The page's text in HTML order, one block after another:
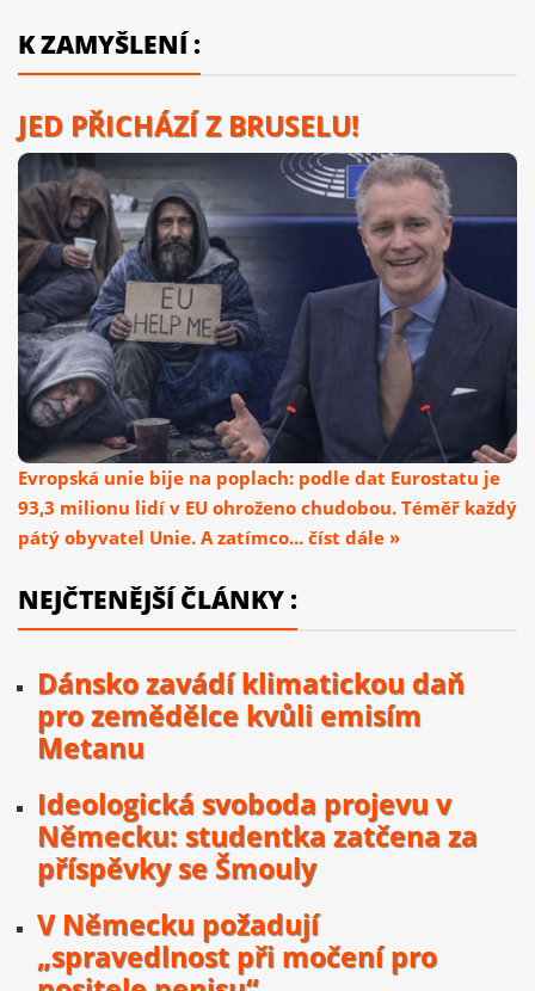
K ZAMYŠLENÍ :
JED PŘICHÁZÍ Z BRUSELU!
Evropská unie bije na poplach: podle dat Eurostatu je
93,3 milionu lidí v EU ohroženo chudobou. Téměř každý
pátý obyvatel Unie. A zatímco... číst dále »
NEJČTENĚJŠÍ ČLÁNKY :
Dánsko zavádí klimatickou daň
pro zemědělce kvůli emisím
Metanu
Ideologická svoboda projevu v
Německu: studentka zatčena za
příspěvky se Šmouly
V Německu požadují
„spravedlnost při močení pro